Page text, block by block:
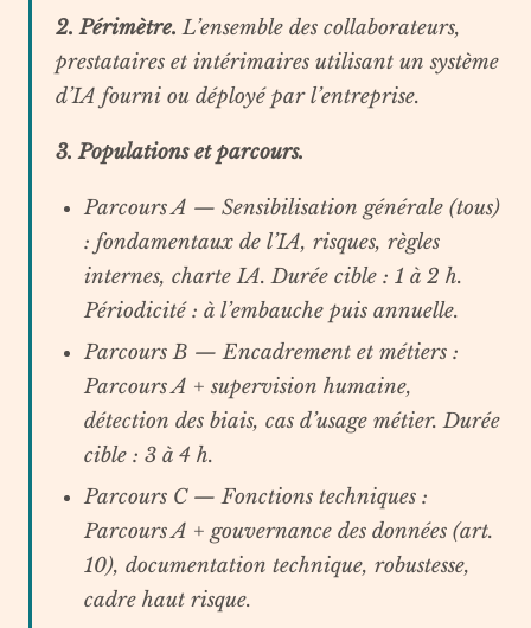
2. Périmètre. L’ensemble des collaborateurs,
prestataires et intérimaires utilisant un système
d’IA fourni ou déployé par l’entreprise.
3. Populations et parcours.
Parcours A — Sensibilisation générale (tous)
: fondamentaux de l’IA, risques, règles
internes, charte IA. Durée cible : 1 à 2 h.
Périodicité : à l’embauche puis annuelle.
Parcours B — Encadrement et métiers :
Parcours A + supervision humaine,
détection des biais, cas d’usage métier. Durée
cible : 3 à 4 h.
Parcours C — Fonctions techniques :
Parcours A + gouvernance des données (art.
10), documentation technique, robustesse,
cadre haut risque.